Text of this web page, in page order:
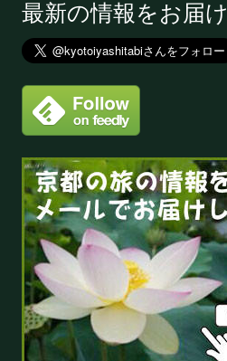
最新の情報をお届け